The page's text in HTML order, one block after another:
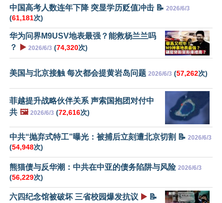
中国高考人数连年下降 突显学历贬值冲击 📝 2026/6/3
(61,181次)
华为问界M9USV地表最强？能救杨兰兰吗
？
▶️ 2026/6/3 (74,320次)
美国与北京接触 每次都会提黄岩岛问题 2026/6/3 (57,262次)
菲越提升战略伙伴关系 声索国抱团对付中
共 🖼️ 2026/6/3 (72,616次)
中共“抛弃式特工”曝光：被捕后立刻遭北京切割 📝 2026/6/3
(54,948次)
熊猫债与反华潮：中共在中亚的债务陷阱与风险 2026/6/3
(56,229次)
六四纪念馆被破坏 三省校园爆发抗议 ▶️ 📝